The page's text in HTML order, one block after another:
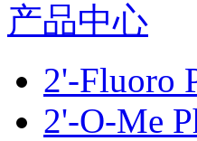
产品中心
2'-Fluoro
2'-O-Me